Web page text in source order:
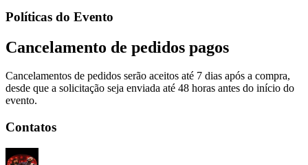
Políticas do Evento
Cancelamento de pedidos pagos
Cancelamentos de pedidos serão aceitos até 7 dias após a compra,
desde que a solicitação seja enviada até 48 horas antes do início do
evento.
Contatos